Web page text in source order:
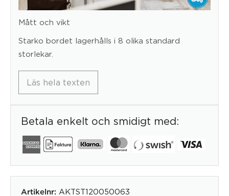
Mått och vikt
Starko bordet lagerhålls i 8 olika standard
storlekar.
Läs hela texten
Betala enkelt och smidigt med:
Artikelnr: AKTST120050063